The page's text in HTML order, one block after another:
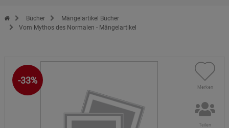
Zur Startseite des Kopp Verlag Online-Shop
Bücher
Mängelartikel Bücher
Vom Mythos des Normalen - Mängelartikel
-33%
Merken
Teilen